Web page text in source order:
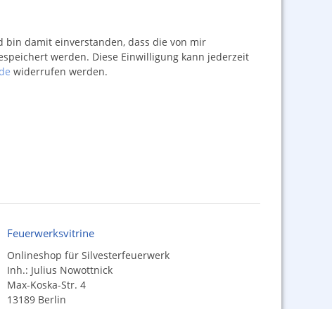
damit einverstanden, dass die von mir
werden. Diese Einwilligung kann jederzeit
widerrufen werden.
Feuerwerksvitrine
Onlineshop für Silvesterfeuerwerk
Inh.: Julius Nowottnick
Max-Koska-Str. 4
13189 Berlin